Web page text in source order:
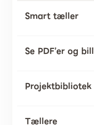
Smart tæller
Se PDF’er og
Projektbibliotek
Tællere